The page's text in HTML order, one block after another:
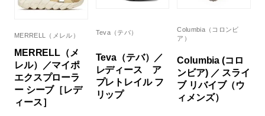
MERRELL（メレル）
MERRELL（メ
レル）／マイポ
エクスプローラ
ー シーブ［レデ
ィース］
Teva（テバ）
Teva（テバ）／
レディース ア
プレトレイル フ
リップ
Columbia（コロンビ
ア）
Columbia (コロ
ンビア) ／ スライ
ブ リバイブ（ウ
ィメンズ）